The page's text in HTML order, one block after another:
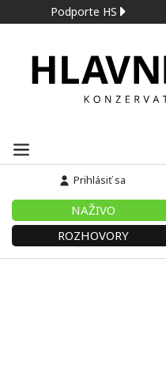
Podporte HS
Prihlásiť sa
NAŽIVO
ROZHOVORY